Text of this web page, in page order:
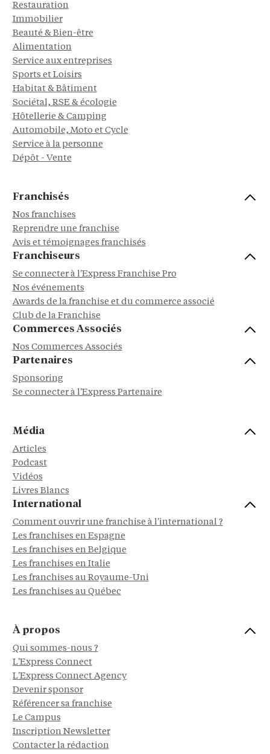
Restauration
Immobilier
Beauté & Bien-être
Alimentation
Service aux entreprises
Sports et Loisirs
Habitat & Bâtiment
Sociétal, RSE & écologie
Hôtellerie & Camping
Automobile, Moto et Cycle
Service à la personne
Dépôt - Vente
Franchisés
Nos franchises
Reprendre une franchise
Avis et témoignages franchisés
Franchiseurs
Se connecter à l'Express Franchise Pro
Nos événements
Awards de la franchise et du commerce associé
Club de la Franchise
Commerces Associés
Nos Commerces Associés
Partenaires
Sponsoring
Se connecter à l'Express Partenaire
Média
Articles
Podcast
Vidéos
Livres Blancs
International
Comment ouvrir une franchise à l'international ?
Les franchises en Espagne
Les franchises en Belgique
Les franchises en Italie
Les franchises au Royaume-Uni
Les franchises au Québec
À propos
Qui sommes-nous ?
L'Express Connect
L'Express Connect Agency
Devenir sponsor
Référencer sa franchise
Le Campus
Inscription Newsletter
Contacter la rédaction